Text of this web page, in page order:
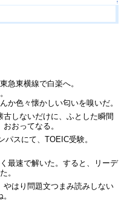
↑
急東横線で白楽へ。
か色々懐かしい匂いを嗅いだ。
古しないだけに、ふとした瞬間
おってなる。
パスにて、TOEIC受験。
最速で解いた。すると、リーデ
。
やはり問題文つまみ読みしない